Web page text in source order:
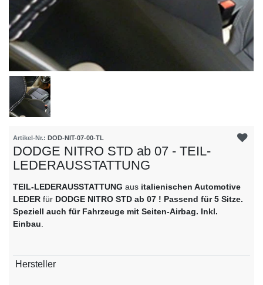
Artikel-Nr.: DOD-NIT-07-00-TL
DODGE NITRO STD ab 07 - TEIL-
LEDERAUSSTATTUNG
TEIL-LEDERAUSSTATTUNG aus italienischen Automotive
LEDER für DODGE NITRO STD ab 07 ! Passend für 5 Sitze.
Speziell auch für Fahrzeuge mit Seiten-Airbag. Inkl.
Einbau
Technisches
Wert
Hersteller